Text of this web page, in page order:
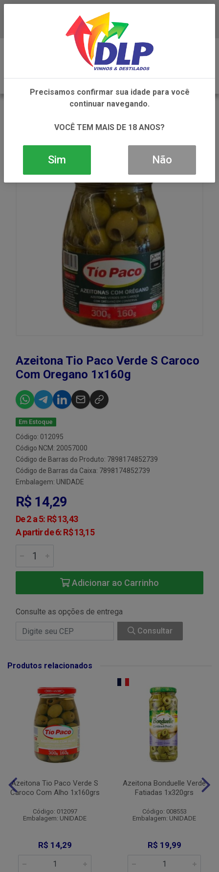
Baixe já o APP da DLP Vinhos
Azeitona Tio Paco Verde S Caroco
Com Oregano 1x160g
Em Estoque
Código: 012095
Código NCM: 20057000
Código de Barras do Produto: 7898174852739
Código de Barras da Caixa: 7898174852739
Embalagem: UNIDADE
R$ 14,29
De 2 a 5: R$ 13,43
A partir de 6: R$ 13,15
Adicionar ao Carrinho
Consulte as opções de entrega
Consultar
Produtos relacionados
Azeitona Tio Paco Verde S
Caroco Com Alho 1x160grs
Código: 012097
Embalagem: UNIDADE
R$ 14,29
Azeitona Bonduelle Verde
Fatiadas 1x320grs
Código: 008553
Embalagem: UNIDADE
R$ 19,99
Precisamos confirmar sua idade para você
continuar navegando.
VOCÊ TEM MAIS DE 18 ANOS?
Sim Não